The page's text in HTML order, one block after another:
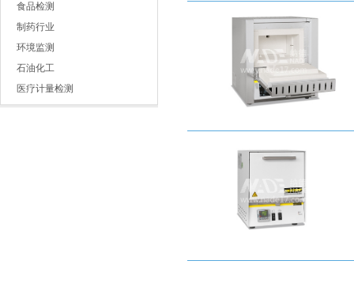
食品检测
制药行业
环境监测
石油化工
医疗计量检测